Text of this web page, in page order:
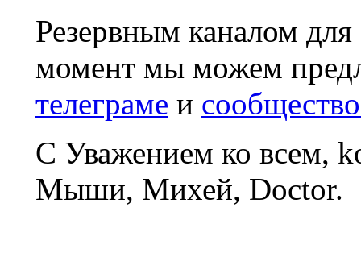
Резервным каналом
момент мы можем
телеграме и
С Уважением ко всем,
Мыши, Михей, Doctor.